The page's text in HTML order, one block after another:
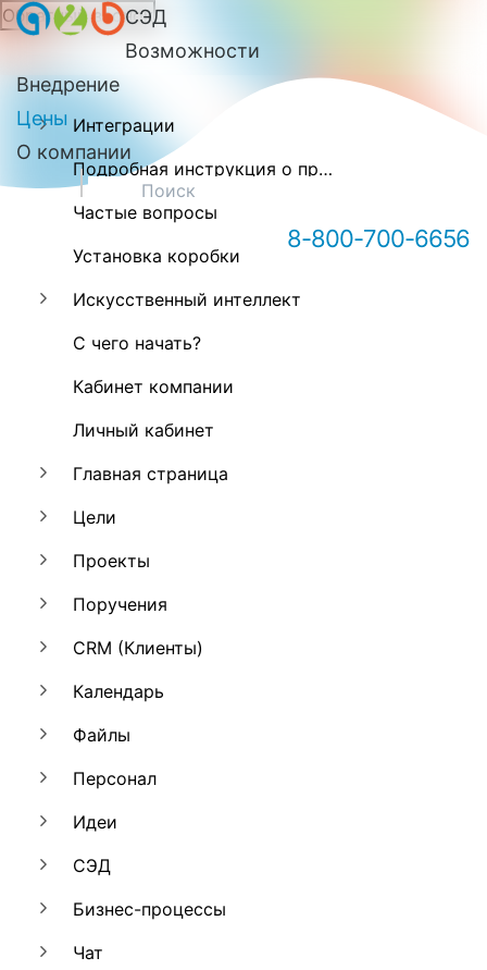
Обратный звонок
Онлайн-консультация А2Б
Здравствуйте! Мы можем вам
СЭД
Возможности
Внедрение
Цены
О компании
8-800-700-6656
Интеграции
Подробная инструкция о программе А2Б
Частые вопросы
Установка коробки
Искусственный интеллект
С чего начать?
Кабинет компании
Личный кабинет
Главная страница
Цели
Проекты
Поручения
CRM (Клиенты)
Календарь
Файлы
Персонал
Идеи
СЭД
Бизнес-процессы
Чат